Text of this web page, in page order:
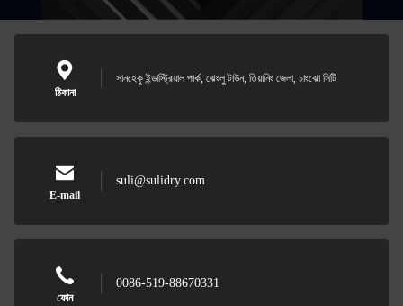
ঠিকানা
সানহেকু ইন্ডাস্ট্রিয়াল পার্ক, ঝেংলু টাউন, তিয়ানিং জেলা, চাংঝো সিটি
E-mail
suli@sulidry.com
ফোন
0086-519-88670331